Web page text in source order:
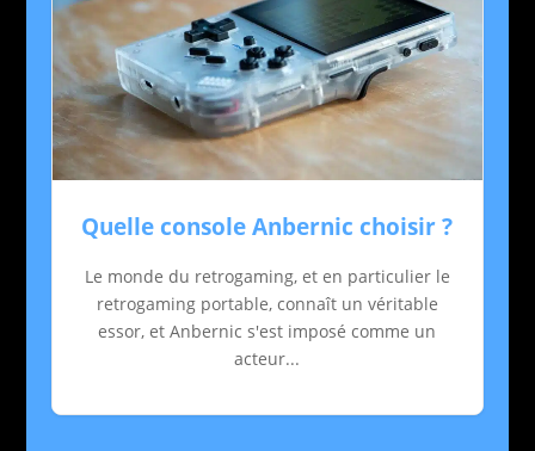
Quelle console Anbernic choisir ?
Le monde du retrogaming, et en particulier le
retrogaming portable, connaît un véritable
essor, et Anbernic s'est imposé comme un
acteur...